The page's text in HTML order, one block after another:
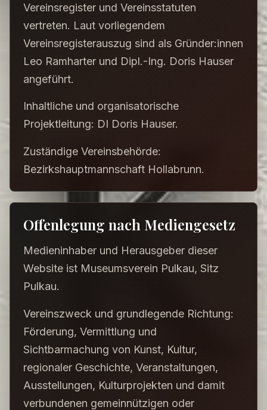
Vereinsregister und Vereinsstatuten
vertreten. Laut vorliegendem
Vereinsregisterauszug sind als Gründer:innen
Leo Ramharter und Dipl.-Ing. Doris Hauser
angeführt.
Inhaltliche und organisatorische
Projektleitung: DI Doris Hauser.
Zuständige Vereinsbehörde:
Bezirkshauptmannschaft Hollabrunn.
Offenlegung nach Mediengesetz
Medieninhaber und Herausgeber dieser
Website ist Museumsverein Pulkau, Sitz
Pulkau.
Vereinszweck und grundlegende Richtung:
Förderung, Vermittlung und
Sichtbarmachung von Kunst, Kultur,
regionaler Geschichte, Veranstaltungen,
Ausstellungen, Kulturprojekten und damit
verbundenen gemeinnützigen oder